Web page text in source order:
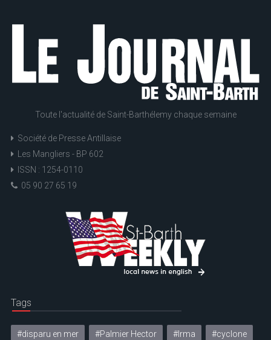
Toute l'actualité de Saint-Barthélemy chaque semaine
Société de Presse Antillaise
Les Mangliers - BP 602
ISSN : 1254-0110
05 90 27 65 19
Tags
#disparu en mer #Palmier Hector #Irma #cyclone